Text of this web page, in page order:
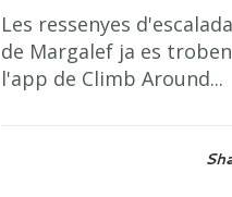
Les ressenyes d'escalada
de Margalef ja es
l'app de Climb Around...